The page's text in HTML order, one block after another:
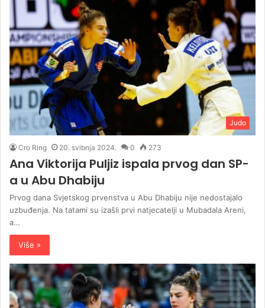
Judo
Cro Ring 20. svibnja 2024. 0 273
Ana Viktorija Puljiz ispala prvog dan SP-
a u Abu Dhabiju
Prvog dana Svjetskog prvenstva u Abu Dhabiju nije nedostajalo
uzbuđenja. Na tatami su izašli prvi natjecatelji u Mubadala Areni,
a…
Više »